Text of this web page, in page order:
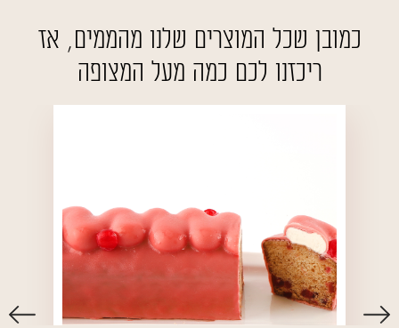
כמובן שכל המוצרים שלנו מהממים, אז
ריכזנו לכם כמה מעל המצופה